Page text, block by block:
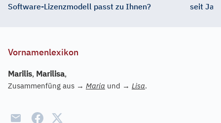
Software-Lizenzmodell passt zu Ihnen?
seit
Vornamenlexikon
Marilis, Marilisa,
Zusammenfüng aus → Maria und → Lisa.